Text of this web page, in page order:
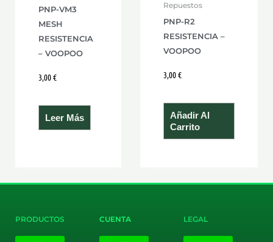
PNP-VM3
MESH
RESISTENCIA
– VOOPOO
3,00€
Leer Más
Repuestos
PNP-R2
RESISTENCIA –
VOOPOO
3,00€
Añadir Al
Carrito
PRODUCTOS CUENTA LEGAL